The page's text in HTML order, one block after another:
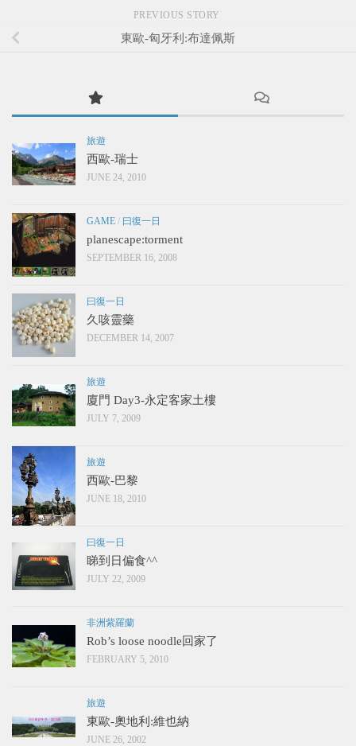
PREVIOUS STORY
東歐-匈牙利:布達佩斯
旅遊
西歐-瑞士
JUNE 24, 2010
GAME / 曰復一日
planescape:torment
SEPTEMBER 16, 2008
曰復一日
久咳靈藥
DECEMBER 14, 2007
旅遊
廈門 Day3-永定客家土樓
JULY 7, 2009
旅遊
西歐-巴黎
JUNE 18, 2010
曰復一日
睇到日偏食^^
JULY 22, 2009
非洲紫羅蘭
Rob’s loose noodle回家了
FEBRUARY 5, 2010
旅遊
東歐-奧地利:維也納
JUNE 26, 2002